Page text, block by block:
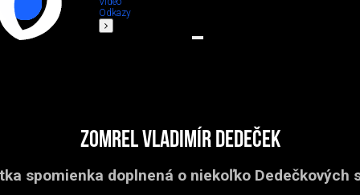
Odkazy
Zomrel Vladimír Dedeček
spomienka doplnená o niekoľko Dedečkových